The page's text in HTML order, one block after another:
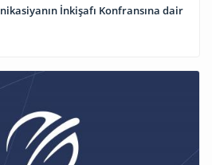
İnkişafı Konfransına dair